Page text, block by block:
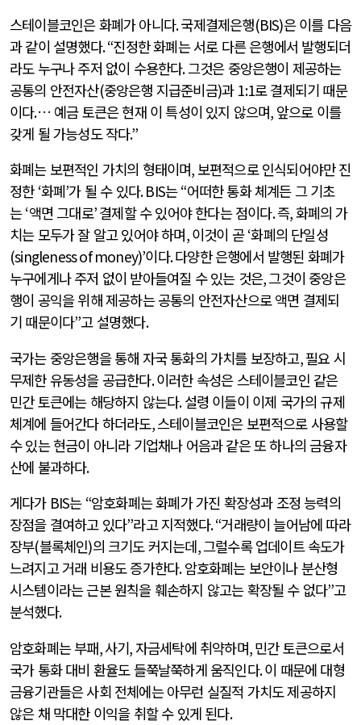
스테이블코인은 화폐가 아니다.국제결제은행(BIS)은 이를 다음
과 같이 설명했다. “진정한 화폐는 서로 다른 은행에서 발행되더
라도 누구나 주저 없이 수용한다.그것은 중앙은행이 제공하는
공통의 안전자산(중앙은행 지급준비금)과 1:1로 결제되기 때문
이다.… 예금 토큰은 현재 이 특성이 있지 않으며, 앞으로 이를
갖게 될 가능성도 작다.”
화폐는 보편적인 가치의 형태이며, 보편적으로 인식되어야만 진
정한 ‘화폐’가 될 수 있다. BIS는“어떠한 통화 체계든 그 기초
는‘액면 그대로’결제할 수 있어야 한다는 점이다.즉,화폐의 가
치는 모두가 잘 알고 있어야 하며,이것이 곧‘화폐의 단일성
(singleness of money)’이다.다양한 은행에서 발행된 화폐가
누구에게나 주저 없이 받아들여질 수 있는 것은,그것이 중앙은
행이 공익을 위해 제공하는 공통의 안전자산으로 액면 결제되
기 때문이다”고 설명했다.
국가는 중앙은행을 통해 자국 통화의 가치를 보장하고,필요 시
무제한 유동성을 공급한다.이러한 속성은 스테이블코인 같은
민간 토큰에는 해당하지 않는다.설령 이들이 이제 국가의 규제
체계에 들어간다 하더라도,스테이블코인은 보편적으로 사용할
수 있는 현금이 아니라 기업채나 어음과 같은 또 하나의 금융자
산에 불과하다.
게다가 BIS는 “암호화폐는 화폐가 가진 확장성과 조정 능력의
장점을 결여하고 있다”라고 지적했다. “거래량이 늘어남에 따라
장부(블록체인)의 크기도 커지는데,그럴수록 업데이트 속도가
느려지고 거래 비용도 증가한다.암호화폐는 보안이나 분산형
시스템이라는 근본 원칙을 훼손하지 않고는 확장될 수 없다”고
분석했다.
암호화폐는 부패,사기,자금세탁에 취약하며,민간 토큰으로서
국가 통화 대비 환율도 들쭉날쭉하게 움직인다.이 때문에 대형
금융기관들은 사회 전체에는 아무런 실질적 가치도 제공하지
않은 채 막대한 이익을 취할 수 있게 된다.